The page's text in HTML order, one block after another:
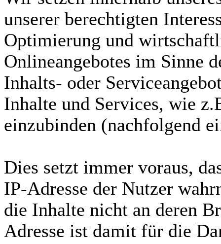
unserer berechtigten
Optimierung und
Onlineangebotes im Sinne
Inhalts- oder
Inhalte und Services, wie
einzubinden (nachfolgend
Dies setzt immer voraus,
IP-Adresse der Nutzer
die Inhalte nicht an deren
Adresse ist damit für die